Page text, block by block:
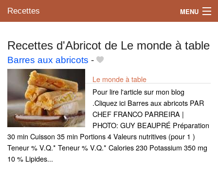
Recettes MENU
Mes blogs préférés
Recettes d'Abricot de Le monde à table
Barres aux abricots -
Le monde à table
Pour lire l'article sur mon blog
.Cliquez ici Barres aux abricots PAR
CHEF FRANCO PARREIRA |
PHOTO: GUY BEAUPRÉ Préparation
30 min Cuisson 35 min Portions 4 Valeurs nutritives (pour 1 )
Teneur % V.Q.* Teneur % V.Q.* Calories 230 Potassium 350 mg
10 % Lipides...